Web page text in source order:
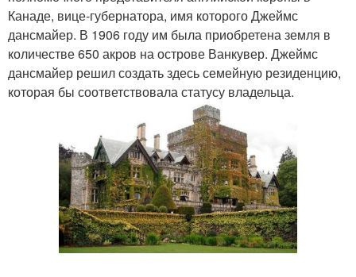
Канаде, вице-губернатора, имя которого Джеймс
дансмайер. В 1906 году им была приобретена земля в
количестве 650 акров на острове Ванкувер. Джеймс
дансмайер решил создать здесь семейную резиденцию,
которая бы соответствовала статусу владельца.